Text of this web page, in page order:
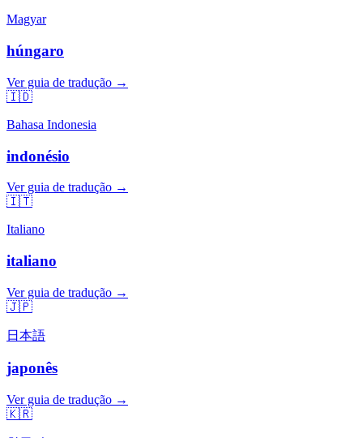
Magyar
húngaro
Ver guia de tradução →
🇮🇩
Bahasa Indonesia
indonésio
Ver guia de tradução →
🇮🇹
Italiano
italiano
Ver guia de tradução →
🇯🇵
日本語
japonês
Ver guia de tradução →
🇰🇷